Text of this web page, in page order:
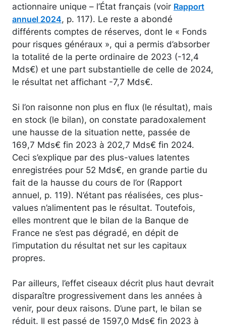
actionnaire unique – l’État français (voir Rapport
annuel 2024, p. 117). Le reste a abondé
différents comptes de réserves, dont le « Fonds
pour risques généraux », qui a permis d’absorber
la totalité de la perte ordinaire de 2023 (-12,4
Mds€) et une part substantielle de celle de 2024,
le résultat net affichant -7,7 Mds€.
Si l’on raisonne non plus en flux (le résultat), mais
en stock (le bilan), on constate paradoxalement
une hausse de la situation nette, passée de
169,7 Mds€ fin 2023 à 202,7 Mds€ fin 2024.
Ceci s’explique par des plus-values latentes
enregistrées pour 52 Mds€, en grande partie du
fait de la hausse du cours de l’or (Rapport
annuel, p. 119). N’étant pas réalisées, ces plus-
values n’alimentent pas le résultat. Toutefois,
elles montrent que le bilan de la Banque de
France ne s’est pas dégradé, en dépit de
l’imputation du résultat net sur les capitaux
propres.
Par ailleurs, l’effet ciseaux décrit plus haut devrait
disparaître progressivement dans les années à
venir, pour deux raisons. D’une part, le bilan se
réduit. Il est passé de 1597,0 Mds€ fin 2023 à